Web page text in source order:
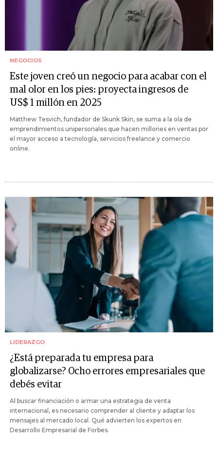
NEGOCIOS
Este joven creó un negocio para acabar con el
mal olor en los pies: proyecta ingresos de
US$ 1 millón en 2025
Matthew Tesvich, fundador de Skunk Skin, se suma a la ola de
emprendimientos unipersonales que hacen millones en ventas por
el mayor acceso a tecnología, servicios freelance y comercio
online.
LIDERAZGO
¿Está preparada tu empresa para
globalizarse? Ocho errores empresariales que
debés evitar
Al buscar financiación o armar una estrategia de venta
internacional, es necesario comprender al cliente y adaptar los
mensajes al mercado local. Qué advierten los expertos en
Desarrollo Empresarial de Forbes.